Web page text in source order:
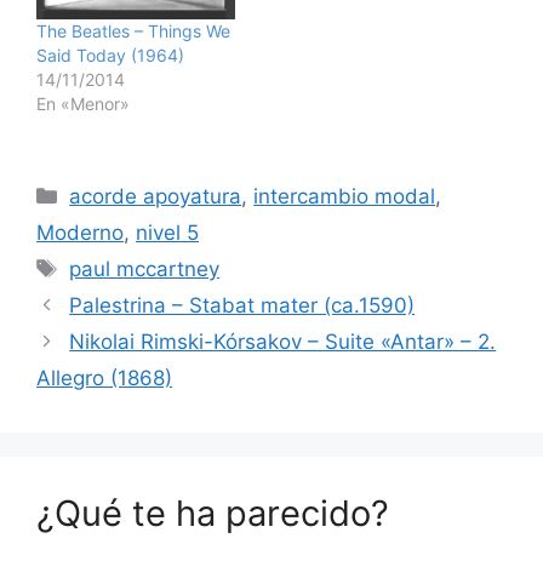
The Beatles – Things We
Said Today (1964)
14/11/2014
En «Menor»
Categorías
acorde apoyatura, intercambio modal,
Moderno, nivel 5
Etiquetas
paul mccartney
Palestrina – Stabat mater (ca.1590)
Nikolai Rimski-Kórsakov – Suite «Antar» – 2.
Allegro (1868)
¿Qué te ha parecido?